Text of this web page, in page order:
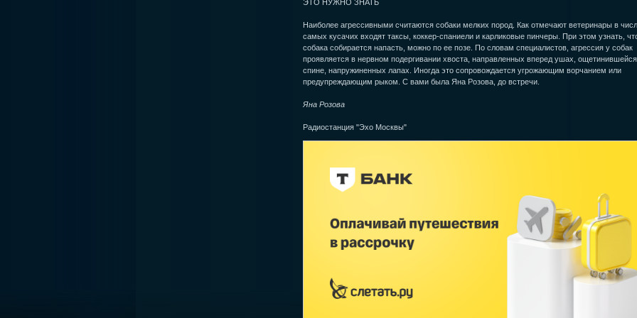
ЭТО НУЖНО ЗНАТЬ
Наиболее агрессивными считаются собаки мелких пород. Как отмечают ветеринары в
самых кусачих входят таксы, коккер-спаниели и карликовые пинчеры. При этом узнать,
собака собирается напасть, можно по ее позе. По словам специалистов, агрессия у собак
проявляется в нервном подергивании хвоста, направленных вперед ушах, ощетинившейся
спине, напружиненных лапах. Иногда это сопровождается угрожающим ворчанием или
предупреждающим рыком. С вами была Яна Розова, до встречи.
Яна Розова
Радиостанция "Эхо Москвы"